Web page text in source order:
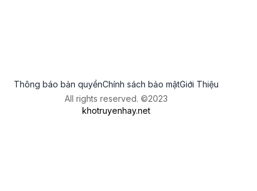
Thông báo bản quyềnChính sách bảo mậtGiới Thiệu
All rights reserved. ©2023
khotruyenhay.net